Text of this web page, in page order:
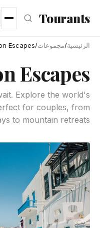
انتقل إلى المحتوى الرئيسي
Tourants
الرئيسية/مجموعات/
Escapes
Escapes
Explore the world's
for couples, from
to mountain retreats.